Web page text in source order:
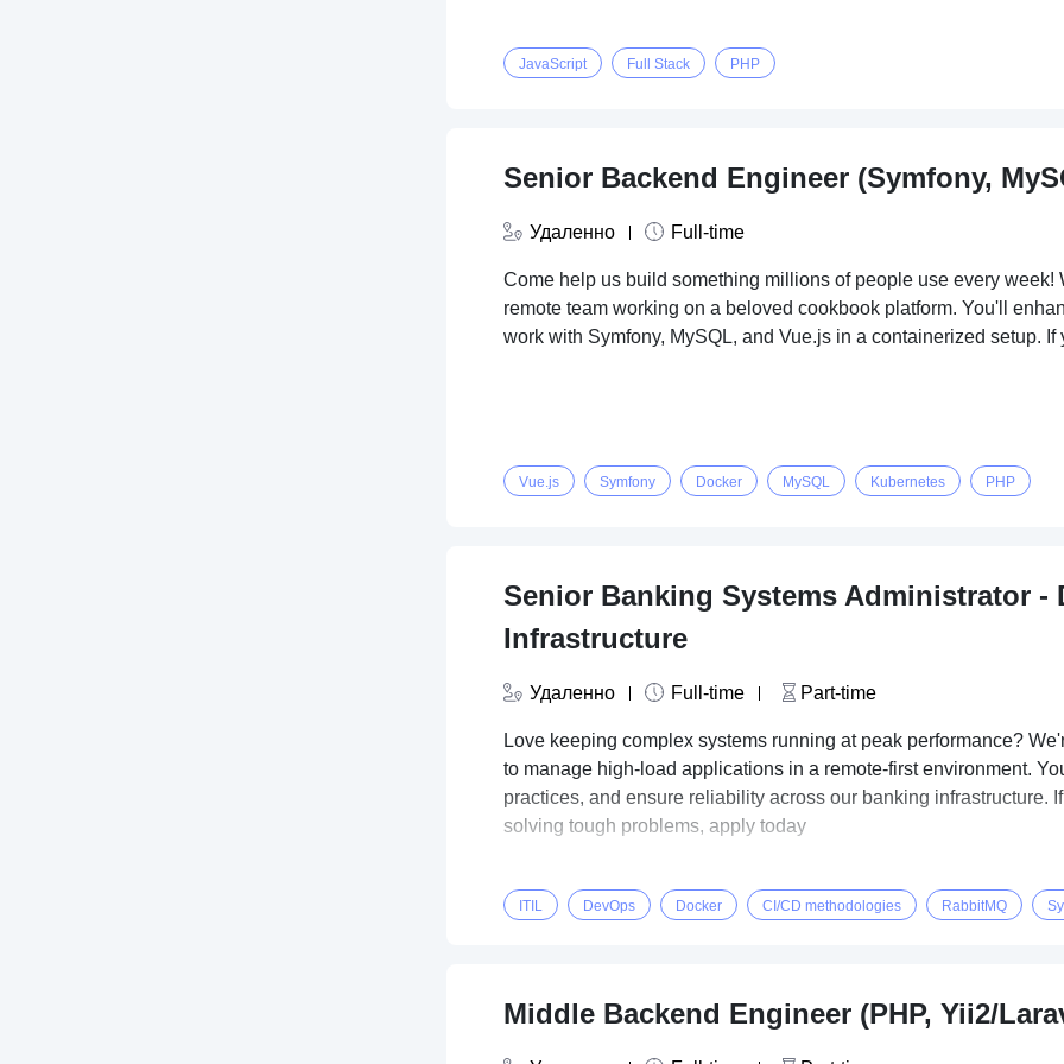
JavaScript Full Stack PHP
Senior Backend Engineer (Symfony,
Удаленно Full-time
Come help us build something millions of people use every
remote team working on a beloved cookbook platform. You'll
work with Symfony, MySQL, and Vue.js in a containerized setup.
Vue.js Symfony Docker MySQL Kubernetes PHP
Senior Banking Systems Administrator -
Infrastructure
Удаленно Full-time Part-time
Love keeping complex systems running at peak performance?
to manage high-load applications in a remote-first environment.
practices, and ensure reliability across our banking infrastructure.
solving tough problems, apply today
ITIL DevOps Docker CI/CD methodologies RabbitMQ
Middle Backend Engineer (PHP, Yii2/